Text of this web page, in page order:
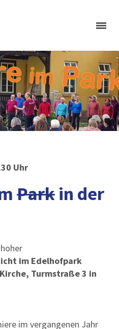
Uhr
Park in der
im Edelhofpark
Turmstraße 3 in
im vergangenen Jahr